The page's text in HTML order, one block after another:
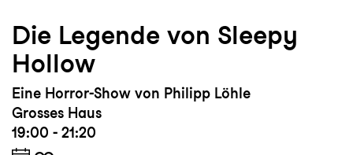
Die Legende von Sleepy
Hollow
Eine Horror-Show von Philipp Löhle
Grosses Haus
19:00 - 21:20